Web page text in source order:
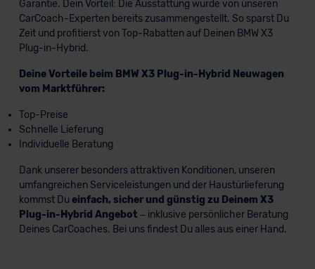
Garantie. Dein Vorteil: Die Ausstattung wurde von unseren
CarCoach-Experten bereits zusammengestellt. So sparst Du
Zeit und profitierst von Top-Rabatten auf Deinen BMW X3
Plug-in-Hybrid.
Deine Vorteile beim BMW X3 Plug-in-Hybrid Neuwagen
vom Marktführer:
Top-Preise
Schnelle Lieferung
Individuelle Beratung
Dank unserer besonders attraktiven Konditionen, unseren
umfangreichen Serviceleistungen und der Haustürlieferung
kommst Du einfach, sicher und günstig zu Deinem X3
Plug-in-Hybrid Angebot – inklusive persönlicher Beratung
Deines CarCoaches. Bei uns findest Du alles aus einer Hand.